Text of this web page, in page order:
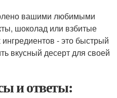
вашими любимыми
шоколад или взбитые
- это быстрый
вкусный десерт для своей
и ответы: